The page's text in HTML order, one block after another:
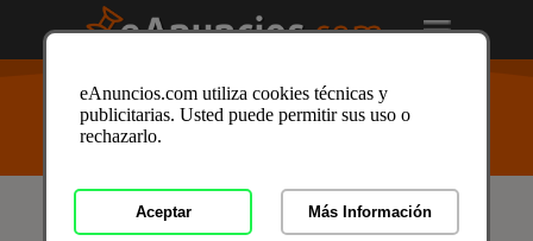
USTED ESTÁ AQUÍ>Anuncios clasificados
Inmobiliaria/Locales Comerciales/Alquiler de
Locales/Alquiler de Locales en Madrid/ Anuncio ID:
€ 2.800,00
eAnuncios.com utiliza cookies técnicas y
publicitarias. Usted puede permitir sus uso o
rechazarlo.
Aceptar Más Información